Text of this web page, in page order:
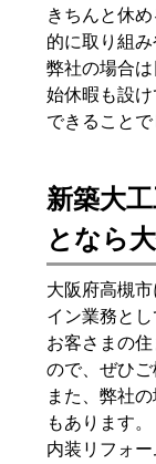
きちんと休
的に取り組み
弊社の場合
始休暇も設
できることで
新築大
となら
大阪府高槻
イン業務とし
お客さまの
ので、ぜひご
また、弊社
もあります。
内装リフォ